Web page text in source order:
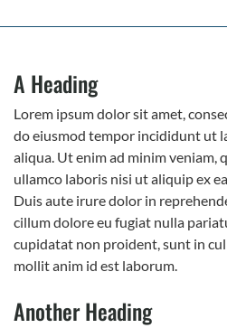
A Heading
Lorem ipsum dolor sit amet,
do eiusmod tempor incididunt ut
aliqua. Ut enim ad minim veniam,
ullamco laboris nisi ut aliquip ex
Duis aute irure dolor in
cillum dolore eu fugiat nulla
cupidatat non proident, sunt in
mollit anim id est laborum.
Another Heading